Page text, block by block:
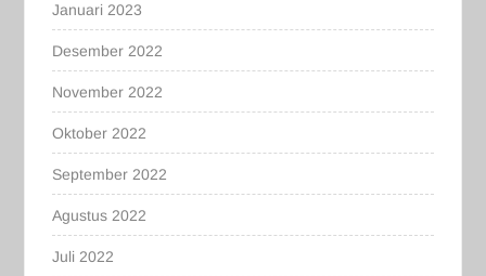
Januari 2023
Desember 2022
November 2022
Oktober 2022
September 2022
Agustus 2022
Juli 2022